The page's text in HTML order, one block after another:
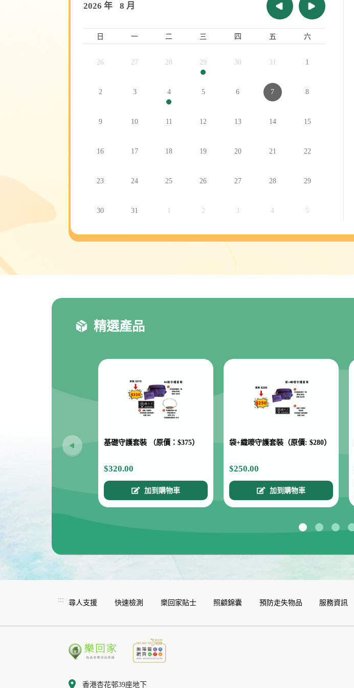
2026 年 8 月
日 一 二 三 四 五 六
26 27 28 29 30 31 1
2 3 4 5 6 7 8
9 10 11 12 13 14 15
16 17 18 19 20 21 22
23 24 25 26 27 28 29
30 31 1 2 3 4 5
精選產品
基礎守護套裝 （原價：$375）
$320.00
加到購物車
袋+織嘜守護套裝（原價: $280）
$250.00
加到購物車
::: 尋人支援 快速檢測 樂回家貼士 照顧錦囊 預防走失物品 服務資訊
香港杏花邨39座地下